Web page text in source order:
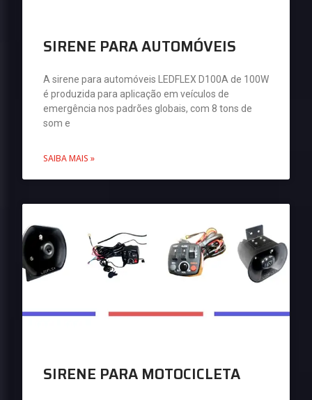
SIRENE PARA AUTOMÓVEIS
A sirene para automóveis LEDFLEX D100A de 100W
é produzida para aplicação em veículos de
emergência nos padrões globais, com 8 tons de
som e
SAIBA MAIS »
SIRENE PARA MOTOCICLETA